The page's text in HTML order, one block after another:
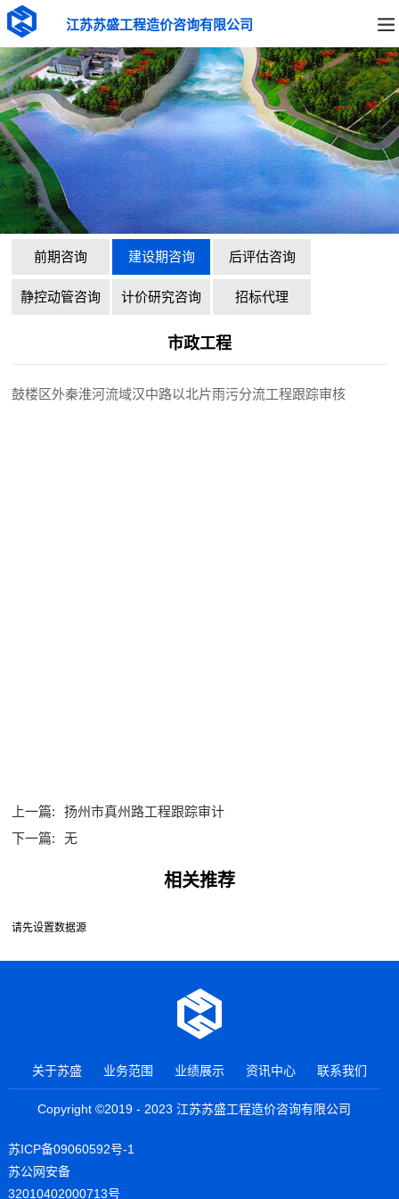
江苏苏盛工程造价咨询有限公司
前期咨询 建设期咨询 后评估咨询
静控动管咨询 计价研究咨询 招标代理
市政工程
鼓楼区外秦淮河流域汉中路以北片雨污分流工程跟踪审核
上一篇:
扬州市真州路工程跟踪审计
下一篇:
无
相关推荐
请先设置数据源
关于苏盛 业务范围 业绩展示 资讯中心 联系我们
Copyright ©2019 - 2023 江苏苏盛工程造价咨询有限公司
苏ICP备09060592号-1
苏公网安备
32010402000713号